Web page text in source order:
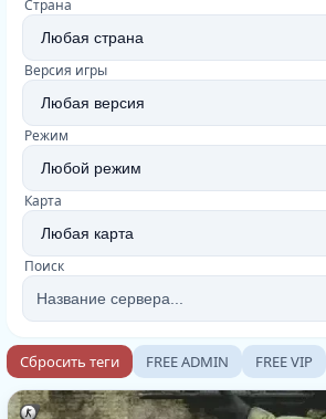
Страна
Версия игры
Режим
Карта
Поиск
Сбросить теги FREE ADMIN FREE VIP